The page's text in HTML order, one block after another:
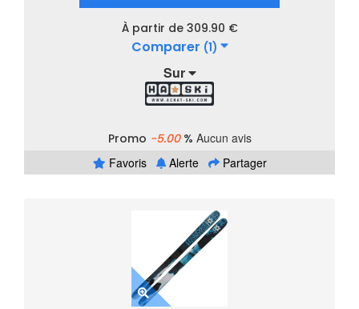
À partir de 309.90 €
Comparer (1)
Sur
Promo -5.00% Aucun avis
Favoris
Alerte Partager